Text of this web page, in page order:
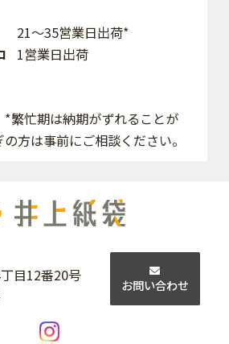
21～35営業日出荷*
1営業日出荷
*繁忙期は納期がずれることが
方は事前にご相談ください。
目12番20号
お問い合わせ